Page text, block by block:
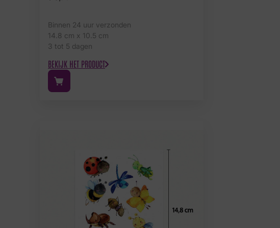
Binnen 24 uur verzonden
14.8 cm x 10.5 cm
3 tot 5 dagen
BEKIJK HET PRODUCT